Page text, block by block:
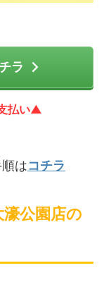
ラ
払い▲
はコチラ
公園店の